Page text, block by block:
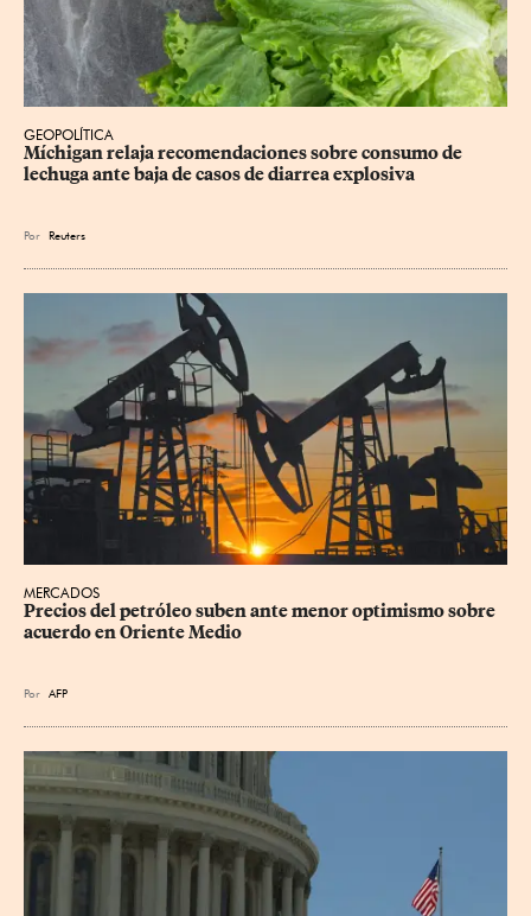
GEOPOLÍTICA
Míchigan relaja recomendaciones sobre consumo de
lechuga ante baja de casos de diarrea explosiva
Por Reuters
MERCADOS
Precios del petróleo suben ante menor optimismo sobre
acuerdo en Oriente Medio
Por AFP